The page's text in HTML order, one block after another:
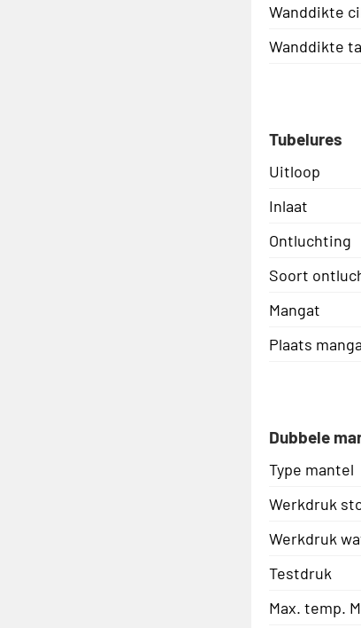
Wanddikte
Wanddikte
Tubelures
Uitloop
Inlaat
Ontluchting
Soort
Mangat
Plaats
Dubbele
Type mantel
Werkdruk
Werkdruk
Testdruk
Max. temp.